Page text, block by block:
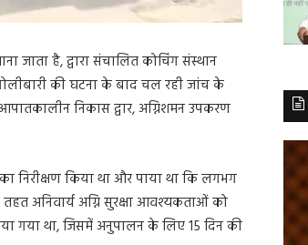
जाता है, द्वारा संचालित कोचिंग संस्थान
की घटना के बाद चल रही जांच के
निकास द्वार, अग्निशमन उपकरण
निरीक्षण किया था और पाया था कि लगभग
अनिवार्य अग्नि सुरक्षा आवश्यकताओं को
गया था, जिसमें अनुपालन के लिए 15 दिन की